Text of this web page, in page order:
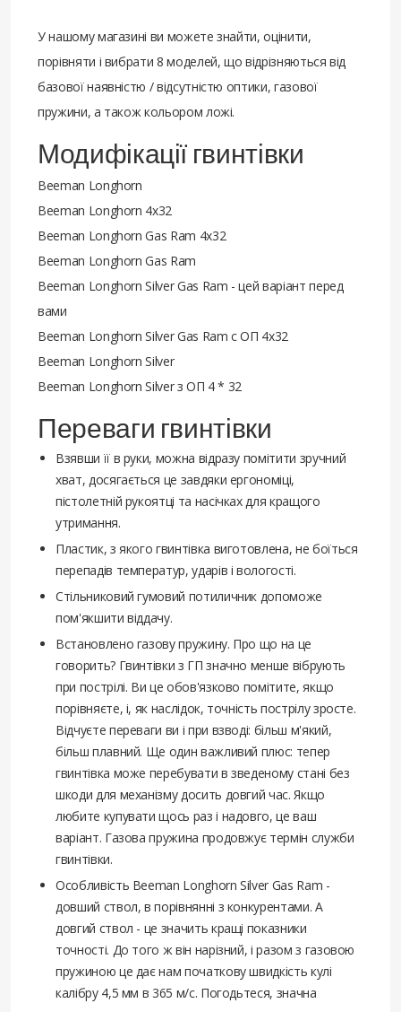
У нашому магазині ви можете знайти, оцінити,
порівняти і вибрати 8 моделей, що відрізняються від
базової наявністю / відсутністю оптики, газової
пружини, а також кольором ложі.
Модифікації гвинтівки
Beeman Longhorn
Beeman Longhorn 4x32
Beeman Longhorn Gas Ram 4x32
Beeman Longhorn Gas Ram
Beeman Longhorn Silver Gas Ram - цей варіант перед
вами
Beeman Longhorn Silver Gas Ram с ОП 4x32
Beeman Longhorn Silver
Beeman Longhorn Silver з ОП 4 * 32
Переваги гвинтівки
Взявши її в руки, можна відразу помітити зручний
хват, досягається це завдяки ергономіці,
пістолетній рукоятці та насічках для кращого
утримання.
Пластик, з якого гвинтівка виготовлена, не боїться
перепадів температур, ударів і вологості.
Стільниковий гумовий потиличник допоможе
пом'якшити віддачу.
Встановлено газову пружину. Про що на це
говорить? Гвинтівки з ГП значно менше вібрують
при пострілі. Ви це обов'язково помітите, якщо
порівняєте, і, як наслідок, точність пострілу зросте.
Відчуєте переваги ви і при взводі: більш м'який,
більш плавний. Ще один важливий плюс: тепер
гвинтівка може перебувати в зведеному стані без
шкоди для механізму досить довгий час. Якщо
любите купувати щось раз і надовго, це ваш
варіант. Газова пружина продовжує термін служби
гвинтівки.
Особливість Beeman Longhorn Silver Gas Ram -
довший ствол, в порівнянні з конкурентами. А
довгий ствол - це значить кращі показники
точності. До того ж він нарізний, і разом з газовою
пружиною це дає нам початкову швидкість кулі
калібру 4,5 мм в 365 м/с. Погодьтеся, значна